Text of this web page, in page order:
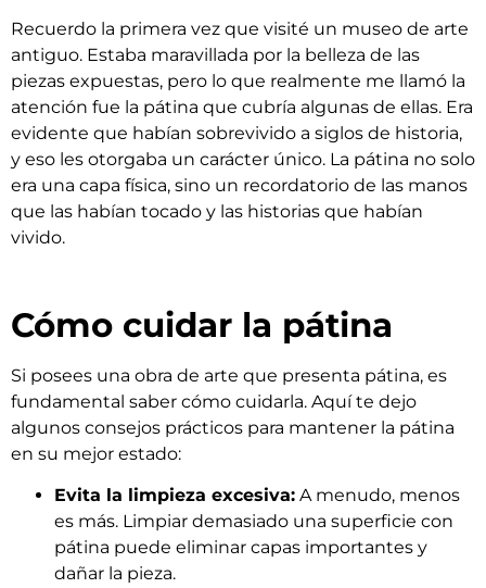
Recuerdo la primera vez que visité un museo de arte
antiguo. Estaba maravillada por la belleza de las
piezas expuestas, pero lo que realmente me llamó la
atención fue la pátina que cubría algunas de ellas. Era
evidente que habían sobrevivido a siglos de historia,
y eso les otorgaba un carácter único. La pátina no solo
era una capa física, sino un recordatorio de las manos
que las habían tocado y las historias que habían
vivido.
Cómo cuidar la pátina
Si posees una obra de arte que presenta pátina, es
fundamental saber cómo cuidarla. Aquí te dejo
algunos consejos prácticos para mantener la pátina
en su mejor estado:
Evita la limpieza excesiva: A menudo, menos
es más. Limpiar demasiado una superficie con
pátina puede eliminar capas importantes y
dañar la pieza.